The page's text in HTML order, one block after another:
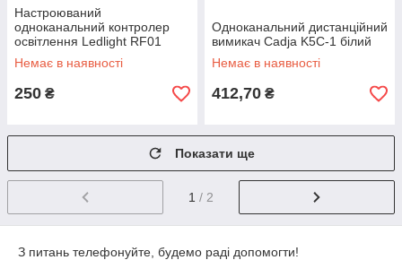
Настроюваний
одноканальний контролер
освітлення Ledlight RF01
433MHz 10А 220В
(радіочастотний приймач)
Немає в наявності
250 ₴
Одноканальний дистанційний
вимикач Cadja K5C-1 білий
Немає в наявності
412,70 ₴
Показати ще
1 / 2
З питань телефонуйте, будемо раді допомогти!